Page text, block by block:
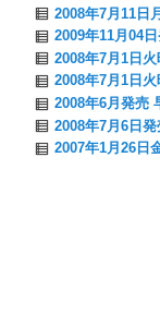
2008年7月11日
2009年11月04
2008年7月1日
2008年7月1日
2008年6月発売
2008年7月6日
2007年1月26日